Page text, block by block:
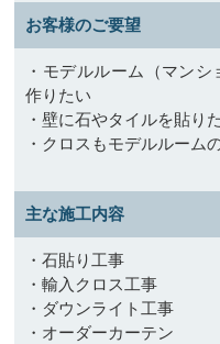
​お客様のご要望
・モデルルーム（マン
作りたい
・壁に石やタイルを貼り
・クロスもモデルルーム
​主な施工内容
・石貼り工事
・輸入クロス工事
・ダウンライト工事
・オーダーカーテン